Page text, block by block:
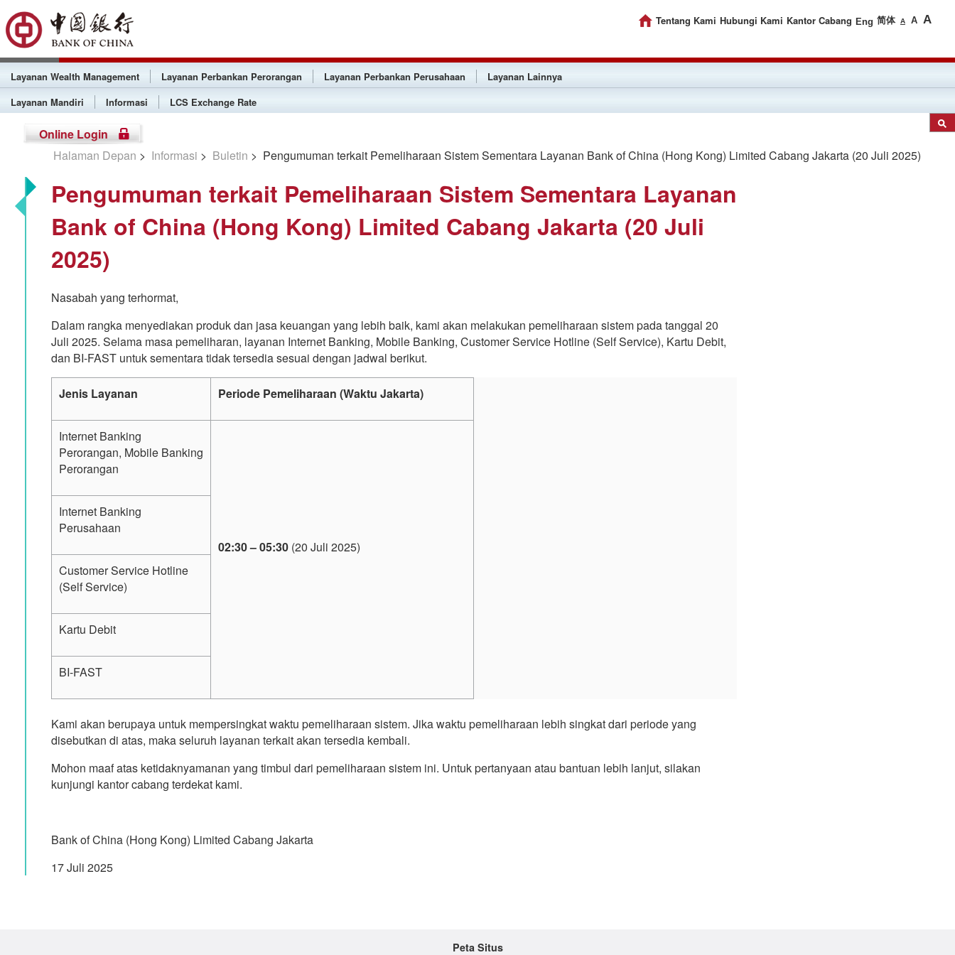
Tentang Kami Hubungi Kami Kantor Cabang Eng 简体 A A A
Layanan Wealth Management Layanan Perbankan Perorangan Layanan Perbankan Perusahaan
Layanan Lainnya
Layanan Mandiri
Informasi LCS Exchange Rate
Online Login
Halaman Depan > Informasi > Buletin > Pengumuman terkait Pemeliharaan Sistem Sementara Layanan Bank of China (Hong Kong) Limited Cabang Jakarta (20 Juli 2025)
Pengumuman terkait Pemeliharaan Sistem Sementara Layanan
Bank of China (Hong Kong) Limited Cabang Jakarta (20 Juli
2025)
Nasabah yang terhormat,
Dalam rangka menyediakan produk dan jasa keuangan yang lebih baik, kami akan melakukan pemeliharaan sistem pada tanggal 20
Juli 2025. Selama masa pemeliharan, layanan Internet Banking, Mobile Banking, Customer Service Hotline (Self Service), Kartu Debit,
dan BI-FAST untuk sementara tidak tersedia sesuai dengan jadwal berikut.
Jenis Layanan Periode Pemeliharaan (Waktu Jakarta)
Internet Banking
Perorangan, Mobile Banking
Perorangan
02:30 – 05:30 (20 Juli 2025)
Internet Banking
Perusahaan
Customer Service Hotline
(Self Service)
Kartu Debit
BI-FAST
Kami akan berupaya untuk mempersingkat waktu pemeliharaan sistem. Jika waktu pemeliharaan lebih singkat dari periode yang
disebutkan di atas, maka seluruh layanan terkait akan tersedia kembali.
Mohon maaf atas ketidaknyamanan yang timbul dari pemeliharaan sistem ini. Untuk pertanyaan atau bantuan lebih lanjut, silakan
kunjungi kantor cabang terdekat kami.
Bank of China (Hong Kong) Limited Cabang Jakarta
17 Juli 2025
Peta Situs